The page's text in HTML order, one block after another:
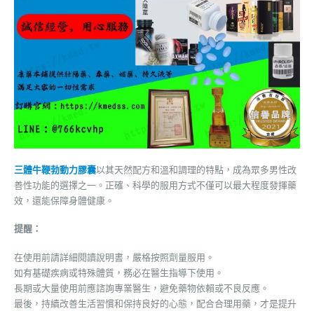
三體牛鞭勃動力膠囊以其天然配方和溫和調理的特點，成為眾多男性改
善性功能的選擇之一。正確、科學的服用方式不僅可以最大程度發揮藥
效，還能保障身體健康。
提醒：
在使用前請詳細閱讀說明書，嚴格按照劑量服用。
如有基礎疾病或特殊體質，務必在醫生指導下使用。
長期或大量使用前應諮詢專業醫生，避免藥物依賴或不良反應。
最後，持續改善生活習慣和保持良好的心態，配合合理用藥，才是提升